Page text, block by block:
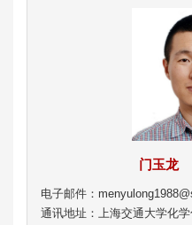
门玉龙
电子邮件：
通讯地址：上海交通大学化